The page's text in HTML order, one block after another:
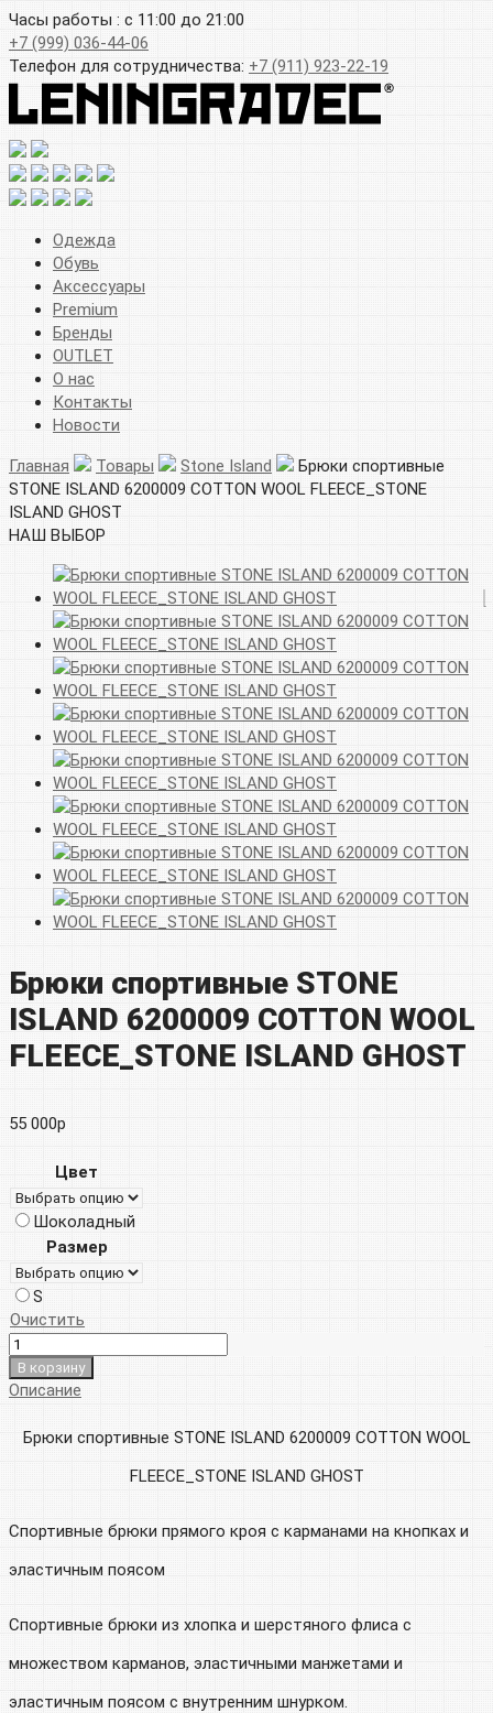
Часы работы : с 11:00 до 21:00
+7 (999) 036-44-06
Телефон для сотрудничества: +7 (911) 923-22-19
Одежда
Обувь
Аксессуары
Premium
Бренды
OUTLET
О нас
Контакты
Новости
Главная Товары Stone Island
Брюки спортивные
STONE ISLAND 6200009 COTTON WOOL FLEECE_STONE
ISLAND GHOST
НАШ ВЫБОР
Брюки спортивные STONE
ISLAND 6200009 COTTON WOOL
FLEECE_STONE ISLAND GHOST
55 000р
Цвет
Шоколадный
Размер
S
Очистить
В корзину
Описание
Брюки спортивные STONE ISLAND 6200009 COTTON WOOL
FLEECE_STONE ISLAND GHOST
Спортивные брюки прямого кроя с карманами на кнопках и
эластичным поясом
Спортивные брюки из хлопка и шерстяного флиса с
множеством карманов, эластичными манжетами и
эластичным поясом с внутренним шнурком.